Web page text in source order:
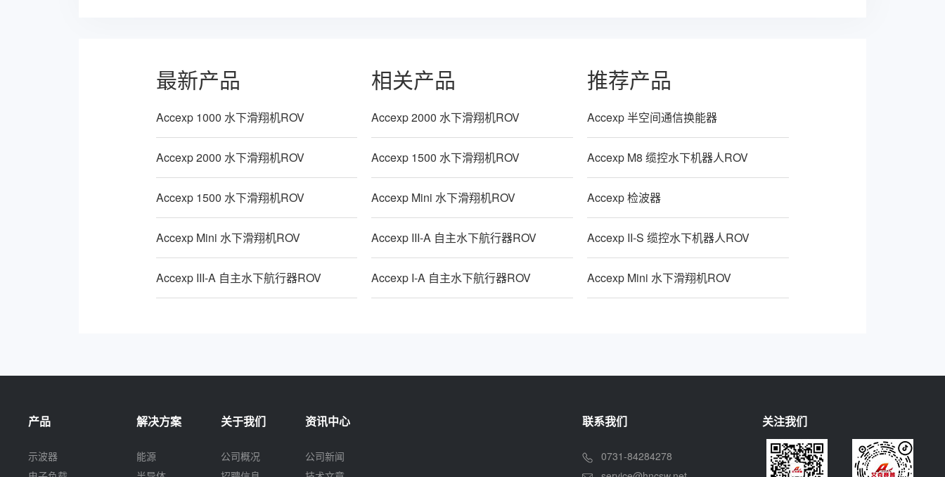
最新产品
Accexp 1000 水下滑翔机ROV
Accexp 2000 水下滑翔机ROV
Accexp 1500 水下滑翔机ROV
Accexp Mini 水下滑翔机ROV
Accexp III-A 自主水下航行器ROV
相关产品
Accexp 2000 水下滑翔机ROV
Accexp 1500 水下滑翔机ROV
Accexp Mini 水下滑翔机ROV
Accexp III-A 自主水下航行器ROV
Accexp I-A 自主水下航行器ROV
推荐产品
Accexp 半空间通信换能器
Accexp M8 缆控水下机器人ROV
Accexp 检波器
Accexp II-S 缆控水下机器人ROV
Accexp Mini 水下滑翔机ROV
产品
示波器
解决方案
能源
关于我们
公司概况
资讯中心
公司新闻
联系我们
0731-84284278
关注我们